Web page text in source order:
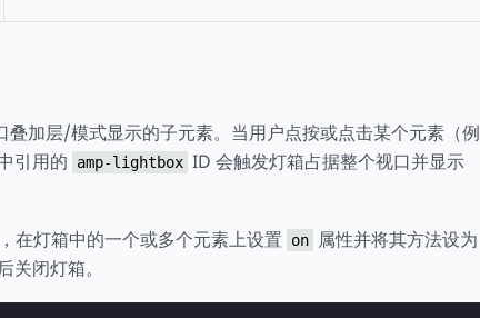
叠加层/模式显示的子元素。当用户点按或点击某个元素（例
引用的 amp-lightbox ID 会触发灯箱占据整个视口并显示
在灯箱中的一个或多个元素上设置
on 属性并将其方法设为
关闭灯箱。